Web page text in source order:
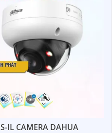
IL CAMERA DAHUA